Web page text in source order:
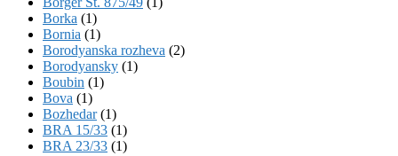
Borka (1)
Bornia (1)
Borodyanska rozheva (2)
Borodyansky (1)
Boubin (1)
Bova (1)
Bozhedar(1)
BRA 15/33 (1)
BRA 23/33 (1)